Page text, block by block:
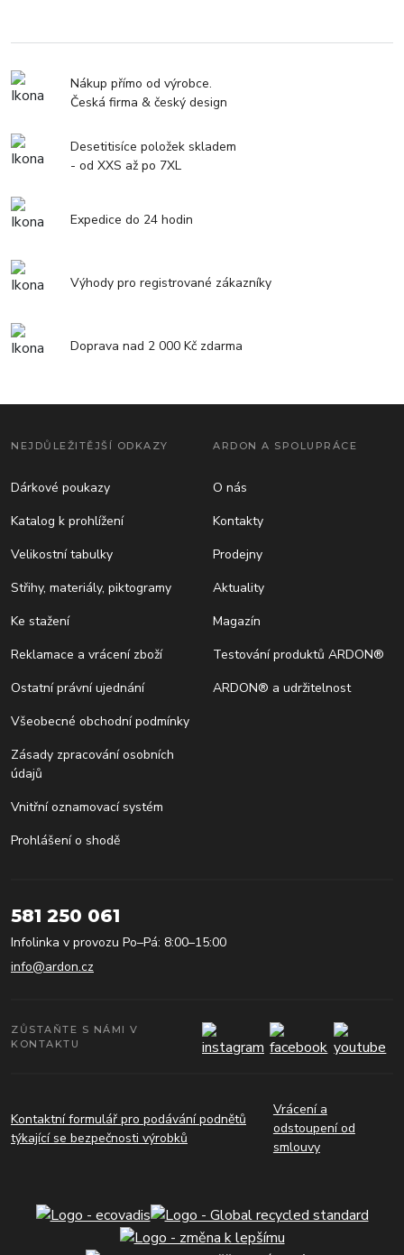
Nákup přímo od výrobce.
Česká firma & český design
Desetitisíce položek skladem
- od XXS až po 7XL
Expedice do 24 hodin
Výhody pro registrované zákazníky
Doprava nad 2 000 Kč zdarma
NEJDŮLEŽITĚJŠÍ ODKAZY
Dárkové poukazy
Katalog k prohlížení
Velikostní tabulky
Střihy, materiály, piktogramy
Ke stažení
Reklamace a vrácení zboží
Ostatní právní ujednání
Všeobecné obchodní podmínky
Zásady zpracování osobních
údajů
Vnitřní oznamovací systém
Prohlášení o shodě
ARDON A SPOLUPRÁCE
O nás
Kontakty
Prodejny
Aktuality
Magazín
Testování produktů ARDON®
ARDON® a udržitelnost
581 250 061
Infolinka v provozu Po–Pá: 8:00–15:00
info@ardon.cz
ZŮSTAŇTE S NÁMI V
KONTAKTU
Kontaktní formulář pro podávání podnětů
týkající se bezpečnosti výrobků
Vrácení a
odstoupení od
smlouvy